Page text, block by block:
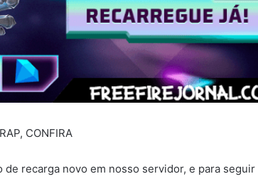
CONFIRA
recarga novo em nosso servidor, e para seguir